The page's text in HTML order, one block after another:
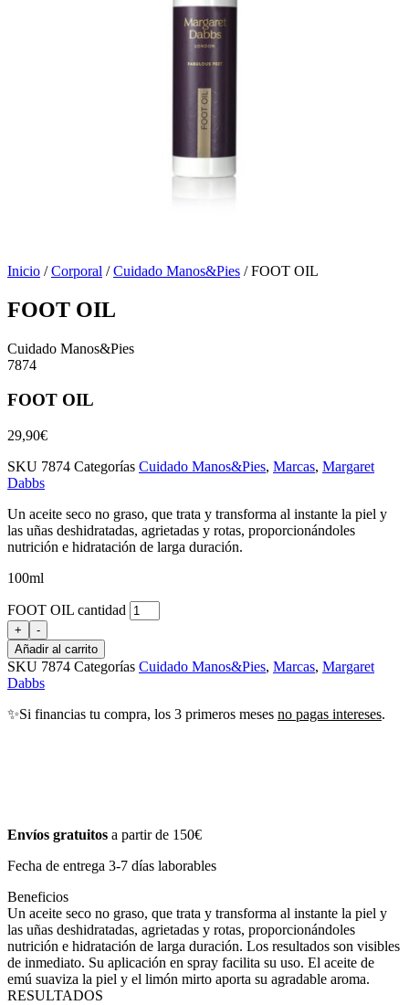
Inicio /Corporal /Cuidado Manos&Pies / FOOT OIL
FOOT OIL
Cuidado Manos&Pies
7874
FOOT OIL
29,90€
SKU 7874 Categorías Cuidado Manos&Pies, Marcas, Margaret
Dabbs
Un aceite seco no graso, que trata y transforma al instante la piel y
las uñas deshidratadas, agrietadas y rotas, proporcionándoles
nutrición e hidratación de larga duración.
100ml
FOOT OIL cantidad
+
-
Añadir al carrito
SKU 7874 Categorías Cuidado Manos&Pies, Marcas, Margaret
Dabbs
✨Si financias tu compra, los 3 primeros meses no pagas intereses.
Envíos gratuitos a partir de 150€
Fecha de entrega 3-7 días laborables
Beneficios
Un aceite seco no graso, que trata y transforma al instante la piel y
las uñas deshidratadas, agrietadas y rotas, proporcionándoles
nutrición e hidratación de larga duración. Los resultados son visibles
de inmediato. Su aplicación en spray facilita su uso. El aceite de
emú suaviza la piel y el limón mirto aporta su agradable aroma.
RESULTADOS